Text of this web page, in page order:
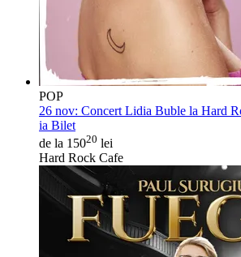
POP
26 nov: Concert Lidia Buble la Hard
ia Bilet
de la 15020 lei
Hard Rock Cafe